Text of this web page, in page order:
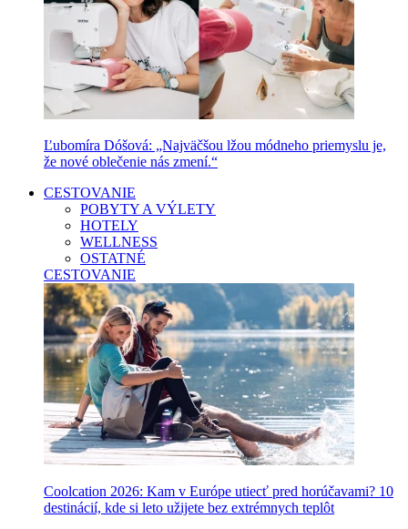
Ľubomíra Dóšová: „Najväčšou lžou módneho priemyslu je,
že nové oblečenie nás zmení.“
CESTOVANIE
POBYTY A VÝLETY
HOTELY
WELLNESS
OSTATNÉ
CESTOVANIE
Coolcation 2026: Kam v Európe utiecť pred horúčavami? 10
destinácií, kde si leto užijete bez extrémnych teplôt